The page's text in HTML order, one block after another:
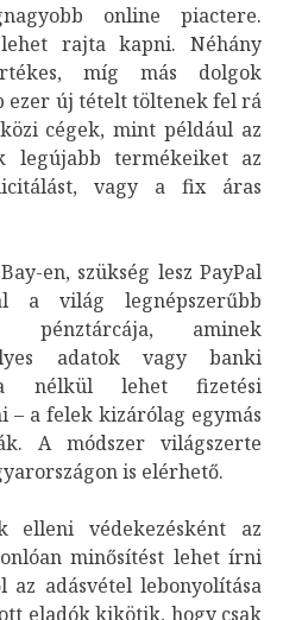
online piactere.
rajta kapni. Néhány
míg más dolgok
ezer új tételt töltenek fel rá
cégek, mint például az
legújabb termékeiket az
vagy a fix áras
en, szükség lesz PayPal
a világ legnépszerűbb
pénztárcája, aminek
adatok vagy banki
nélkül lehet fizetési
a felek kizárólag egymás
A módszer világszerte
is elérhető.
elleni védekezésként az
minősítést lehet írni
adásvétel lebonyolítása
eladók kikötik, hogy csak